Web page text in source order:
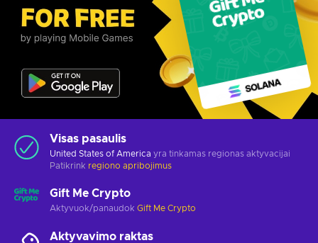
Visas pasaulis
United States of America yra tinkamas regionas aktyvacijai
Patikrink regiono apribojimus
Gift Me Crypto
Aktyvuok/panaudok Gift Me Crypto
Aktyvavimo raktas